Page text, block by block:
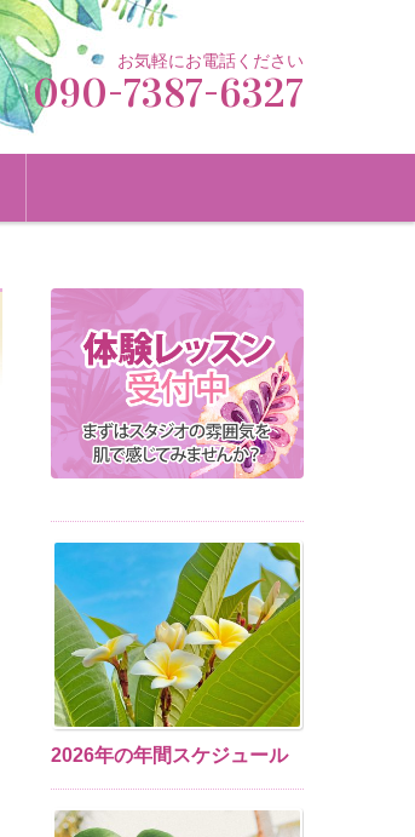
お気軽にお電話ください
090-7387-6327
2026年の年間スケジュール